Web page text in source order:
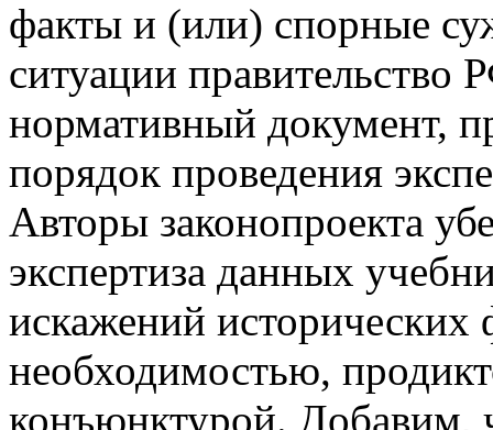
факты и (или) спорные
ситуации правительство
нормативный документ,
порядок проведения
Авторы законопроекта
экспертиза данных
искажений исторических
необходимостью,
конъюнктурой. Добавим,